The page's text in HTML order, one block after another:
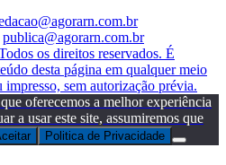
publica@agorarn.com.br
os direitos reservados. É
desta página em qualquer meio
sem autorização prévia.
oferecemos a melhor experiência
a usar este site, assumiremos que
Politica de Privacidade